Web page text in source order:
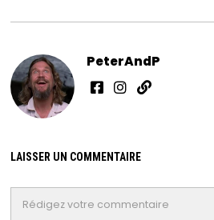
PeterAndP
LAISSER UN COMMENTAIRE